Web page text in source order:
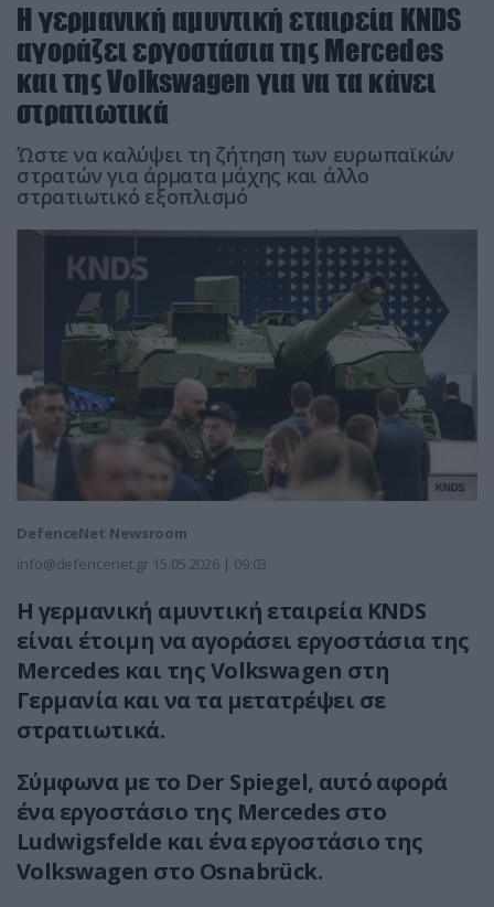
Η γερμανική αμυντική εταιρεία KNDS
αγοράζει εργοστάσια της Mercedes
και της Volkswagen για να τα κάνει
στρατιωτικά
Ώστε να καλύψει τη ζήτηση των ευρωπαϊκών
στρατών για άρματα μάχης και άλλο
στρατιωτικό εξοπλισμό
DefenceNet Newsroom
info@defencenet.gr 15.05.2026 | 09:03
Η γερμανική αμυντική εταιρεία KNDS
είναι έτοιμη να αγοράσει εργοστάσια της
Mercedes και της Volkswagen στη
Γερμανία και να τα μετατρέψει σε
στρατιωτικά.
Σύμφωνα με το Der Spiegel, αυτό αφορά
ένα εργοστάσιο της Mercedes στο
Ludwigsfelde και ένα εργοστάσιο της
Volkswagen στο Osnabrück.